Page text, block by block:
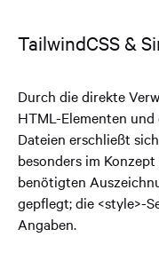
TailwindCSS &
Durch die direkte
HTML-Elementen
Dateien erschließt
besonders im
benötigten
gepflegt; die <style>-
Angaben.